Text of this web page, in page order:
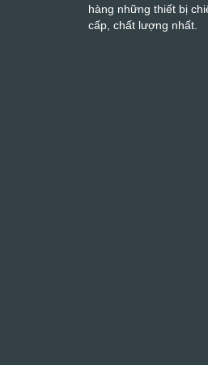
hàng những thiết bị
cấp, chất lượng nhất.